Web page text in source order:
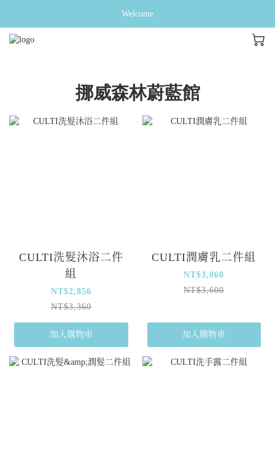
Welcome
挪威森林蔚藍館
CULTI洗髮沐浴二件
組
NT$2,856
NT$3,360
加入購物車
CULTI潤膚乳二件組
NT$3,060
NT$3,600
加入購物車